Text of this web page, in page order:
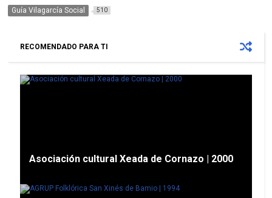
Guía Vilagarcía Social 510
RECOMENDADO PARA TI
Asociación cultural Xeada de Cornazo | 2000